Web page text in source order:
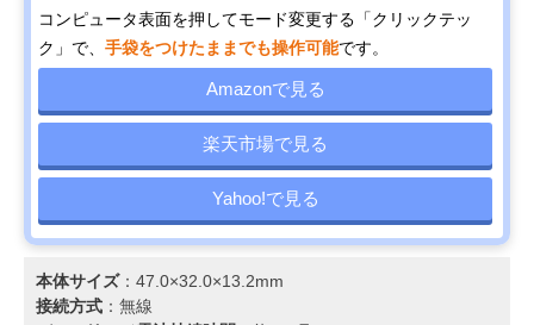
コンピュータ表面を押してモード変更する「クリックテッ
ク」で、 手袋をつけたままでも操作可能です。
Amazonで見る
楽天市場で見る
Yahoo!で見る
本体サイズ：47.0×32.0×13.2mm
接続方式 ：無線